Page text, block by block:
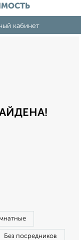
кабинет
Без посредников